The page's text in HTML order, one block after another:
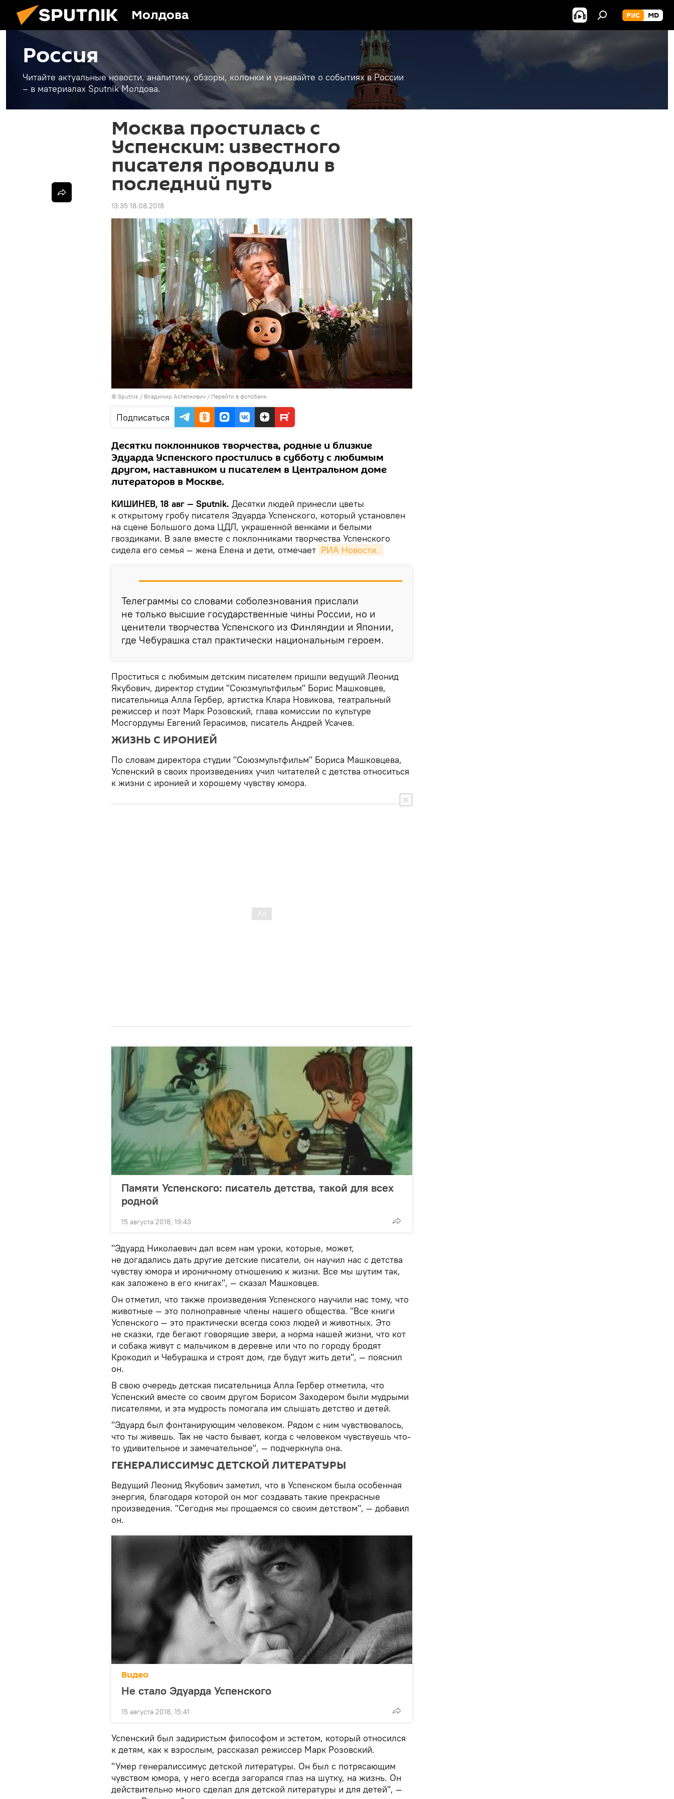
Молдова РУС MD
Россия
Читайте актуальные новости, аналитику, обзоры, колонки и узнавайте о событиях в России
– в материалах Sputnik Молдова.
Москва простилась с
Успенским: известного
писателя проводили в
последний путь
13:35 18.08.2018
© Sputnik / Владимир Астапкович / Перейти в фотобанк
Подписаться
Десятки поклонников творчества, родные и близкие
Эдуарда Успенского простились в субботу с любимым
другом, наставником и писателем в Центральном доме
литераторов в Москве.
КИШИНЕВ, 18 авг — Sputnik. Десятки людей принесли цветы
к открытому гробу писателя Эдуарда Успенского, который установлен
на сцене Большого дома ЦДЛ, украшенной венками и белыми
гвоздиками. В зале вместе с поклонниками творчества Успенского
сидела его семья — жена Елена и дети, отмечает РИА Новости.
Телеграммы со словами соболезнования прислали
не только высшие государственные чины России, но и
ценители творчества Успенского из Финляндии и Японии,
где Чебурашка стал практически национальным героем.
Проститься с любимым детским писателем пришли ведущий Леонид
Якубович, директор студии "Союзмультфильм" Борис Машковцев,
писательница Алла Гербер, артистка Клара Новикова, театральный
режиссер и поэт Марк Розовский, глава комиссии по культуре
Мосгордумы Евгений Герасимов, писатель Андрей Усачев.
ЖИЗНЬ С ИРОНИЕЙ
По словам директора студии "Союзмультфильм" Бориса Машковцева,
Успенский в своих произведениях учил читателей с детства относиться
к жизни с иронией и хорошему чувству юмора.
Памяти Успенского: писатель детства, такой для всех
родной
15 августа 2018, 19:43
"Эдуард Николаевич дал всем нам уроки, которые, может,
не догадались дать другие детские писатели, он научил нас с детства
чувству юмора и ироничному отношению к жизни. Все мы шутим так,
как заложено в его книгах", — сказал Машковцев.
Он отметил, что также произведения Успенского научили нас тому, что
животные — это полноправные члены нашего общества. "Все книги
Успенского — это практически всегда союз людей и животных. Это
не сказки, где бегают говорящие звери, а норма нашей жизни, что кот
и собака живут с мальчиком в деревне или что по городу бродят
Крокодил и Чебурашка и строят дом, где будут жить дети", — пояснил
он.
В свою очередь детская писательница Алла Гербер отметила, что
Успенский вместе со своим другом Борисом Заходером были мудрыми
писателями, и эта мудрость помогала им слышать детство и детей.
"Эдуард был фонтанирующим человеком. Рядом с ним чувствовалось,
что ты живешь. Так не часто бывает, когда с человеком чувствуешь что-
то удивительное и замечательное", — подчеркнула она.
ГЕНЕРАЛИССИМУС ДЕТСКОЙ ЛИТЕРАТУРЫ
Ведущий Леонид Якубович заметил, что в Успенском была особенная
энергия, благодаря которой он мог создавать такие прекрасные
произведения. "Сегодня мы прощаемся со своим детством", — добавил
он.
Видео
Не стало Эдуарда Успенского
15 августа 2018, 15:41
Успенский был задиристым философом и эстетом, который относился
к детям, как к взрослым, рассказал режиссер Марк Розовский.
"Умер генералиссимус детской литературы. Он был с потрясающим
чувством юмора, у него всегда загорался глаз на шутку, на жизнь. Он
действительно много сделал для детской литературы и для детей", —